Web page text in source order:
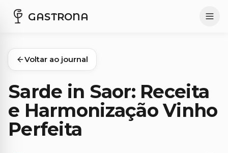
GASTRONA
Voltar ao journal
Sarde in Saor: Receita
e Harmonização Vinho
Perfeita